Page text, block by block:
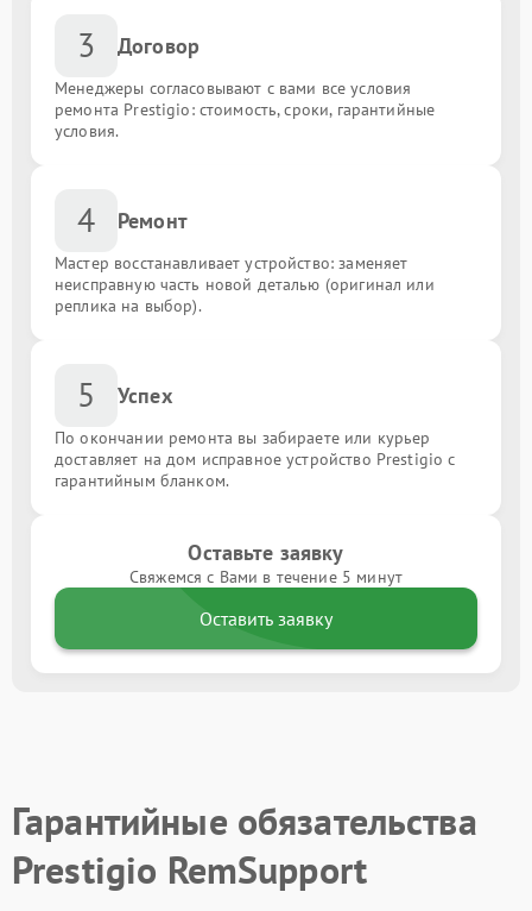
3 Договор
Менеджеры согласовывают с вами все условия
ремонта Prestigio: стоимость, сроки, гарантийные
условия.
4 Ремонт
Мастер восстанавливает устройство: заменяет
неисправную часть новой деталью (оригинал или
реплика на выбор).
5 Успех
По окончании ремонта вы забираете или курьер
доставляет на дом исправное устройство Prestigio с
гарантийным бланком.
Оставьте заявку
Свяжемся с Вами в течение 5 минут
Оставить заявку
Гарантийные обязательства
Prestigio RemSupport